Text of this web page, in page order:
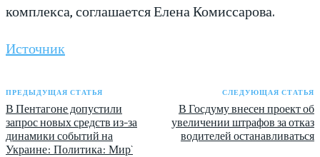
комплекса, соглашается Елена Комиссарова.
Источник
ПРЕДЫДУЩАЯ СТАТЬЯ
В Пентагоне допустили
запрос новых средств из-за
динамики событий на
Украине: Политика: Мир`
СЛЕДУЮЩАЯ СТАТЬЯ
В Госдуму внесен проект об
увеличении штрафов за отказ
водителей останавливаться